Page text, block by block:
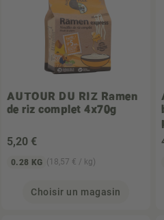
AUTOUR DU RIZ Ramen
de riz complet 4x70g
5,20 €
0.28 KG (18,57 € / kg)
Choisir un magasin